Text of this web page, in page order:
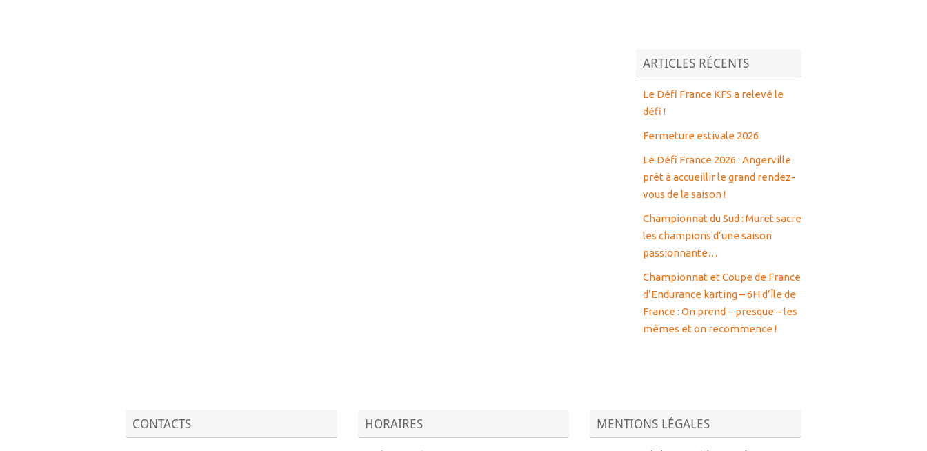
ARTICLES RÉCENTS
Le Défi France KFS a relevé le
défi !
Fermeture estivale 2026
Le Défi France 2026 : Angerville
prêt à accueillir le grand rendez-
vous de la saison !
Championnat du Sud : Muret sacre
les champions d’une saison
passionnante…
Championnat et Coupe de France
d’Endurance karting – 6H d’Île de
France : On prend – presque – les
mêmes et on recommence !
CONTACTS HORAIRES MENTIONS LÉGALES